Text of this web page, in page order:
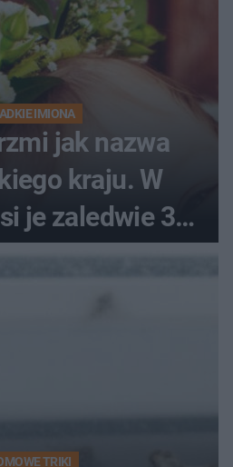
IMIONA
jak nazwa
kraju. W
je zaledwie 3
TRIKI